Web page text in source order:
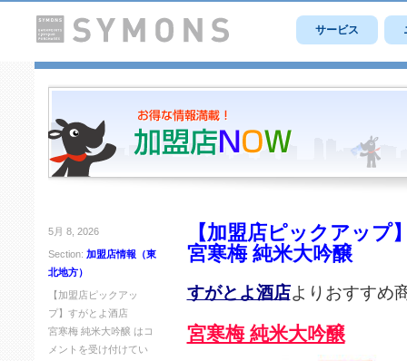
サービス
5月 8, 2026
Section: 加盟店情報（東
北地方）
【加盟店ピックアッ
プ】すがとよ酒店
宮寒梅 純米大吟醸 は コ
メントを受け付けてい
【加盟店ピックアップ
宮寒梅 純米大吟醸
すがとよ酒店よりおすすめ
宮寒梅 純米大吟醸